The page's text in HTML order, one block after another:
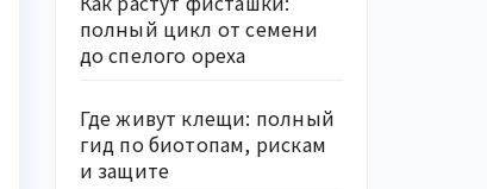
полный цикл от семени
до спелого ореха
Где живут клещи: полный
гид по биотопам, рискам
и защите